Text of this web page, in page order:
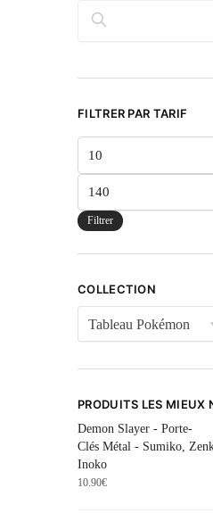
Rechercher
FILTRER PAR TARIF
Filtrer
COLLECTION
PRODUITS LES MIEUX
Demon Slayer - Porte-
Clés Métal - Sumiko,
Inoko
10.90€